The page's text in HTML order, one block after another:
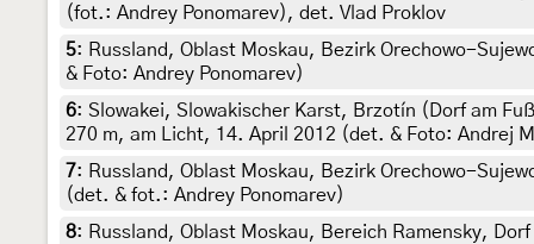
(fot.: Andrey Ponomarev), det. Vlad Proklov
5: Russland, Oblast Moskau, Bezirk Orechowo-
& Foto: Andrey Ponomarev)
6: Slowakei, Slowakischer Karst, Brzotín (Dorf am
270 m, am Licht, 14. April 2012 (det. & Foto: Andrej
7: Russland, Oblast Moskau, Bezirk Orechowo-
(det. & fot.: Andrey Ponomarev)
8: Russland, Oblast Moskau, Bereich Ramensky,